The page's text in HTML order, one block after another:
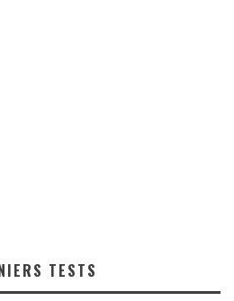
TESTS